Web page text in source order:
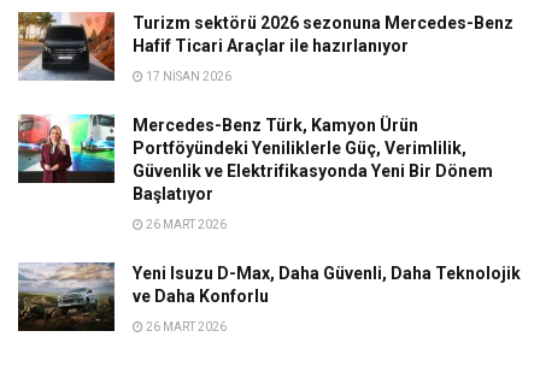
Turizm sektörü 2026 sezonuna Mercedes-Benz
Hafif Ticari Araçlar ile hazırlanıyor
17 NISAN 2026
Mercedes-Benz Türk, Kamyon Ürün
Portföyündeki Yeniliklerle Güç, Verimlilik,
Güvenlik ve Elektrifikasyonda Yeni Bir Dönem
Başlatıyor
26 MART 2026
Yeni Isuzu D-Max, Daha Güvenli, Daha Teknolojik
ve Daha Konforlu
26 MART 2026